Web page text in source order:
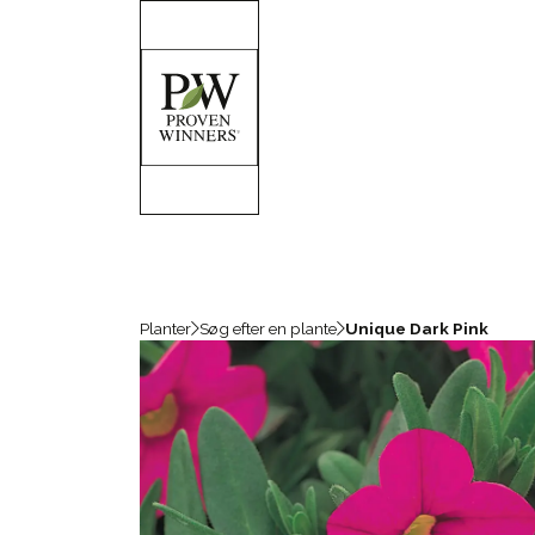
Planter Søg efter en plante Unique Dark Pink